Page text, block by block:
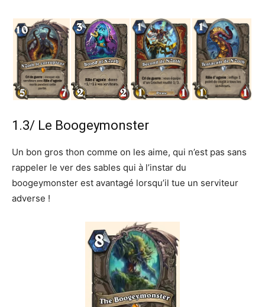
1.3/ Le Boogeymonster
Un bon gros thon comme on les aime, qui n’est pas sans
rappeler le ver des sables qui à l’instar du
boogeymonster est avantagé lorsqu’il tue un serviteur
adverse !